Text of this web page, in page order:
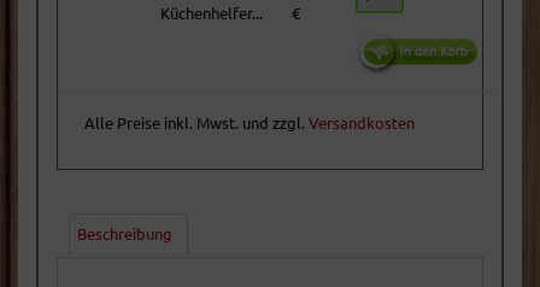
Küchenhelfer...
€
Alle Preise inkl. Mwst. und zzgl. Versandkosten
Beschreibung